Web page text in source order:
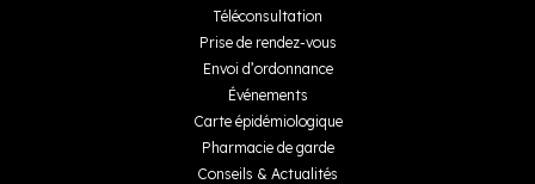
Téléconsultation
Prise de rendez-vous
Envoi d’ordonnance
Événements
Carte épidémiologique
Pharmacie de garde
Conseils & Actualités